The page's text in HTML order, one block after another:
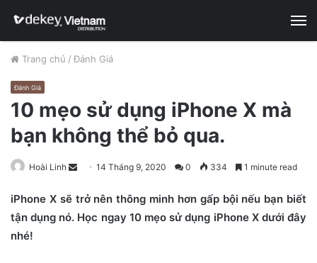
Trang chủ / Đánh Giá
Đánh Giá
10 mẹo sử dụng iPhone X mà
bạn không thể bỏ qua.
Hoài Linh
n
d
14 Tháng 9, 2020 0 334 1 minute read
iPhone X sẽ trở nên thông minh hơn gấp bội nếu bạn biết
tận dụng nó. Học ngay 10 mẹo sử dụng iPhone X dưới đây
nhé!